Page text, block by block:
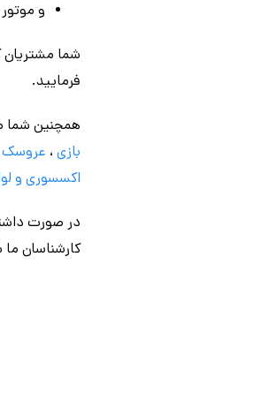
و
شما مشتریان
فرمایید.
همچنین شما
بازی ، عروسک
اکسسوری و
در صورت
کارشناسان ما